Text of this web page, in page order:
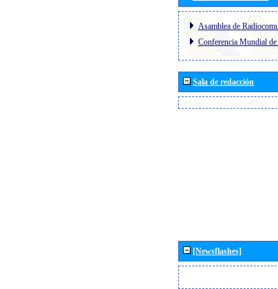
Asamblea de
Conferencia Mundial
Sala de redacción
[Newsflashes]